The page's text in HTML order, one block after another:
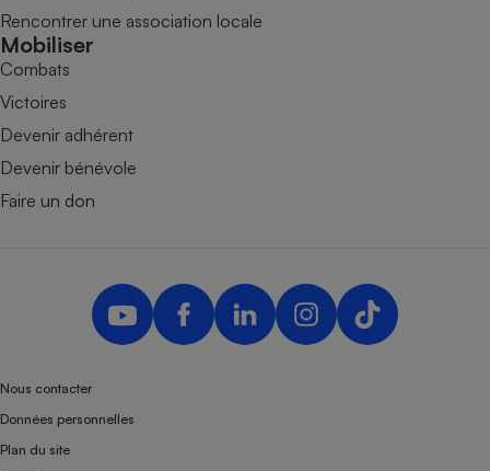
Rencontrer une association locale
Mobiliser
Combats
Victoires
Devenir adhérent
Devenir bénévole
Faire un don
Nous contacter
Données personnelles
Plan du site